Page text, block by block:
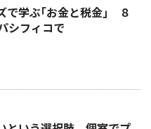
で学ぶ｢お金と税金｣ ８
シフィコで